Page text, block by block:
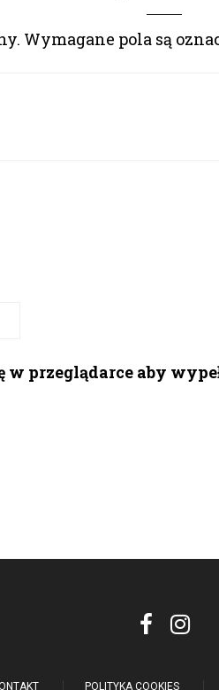
Wymagane pola są
przeglądarce aby
POLITYKA COOKIES